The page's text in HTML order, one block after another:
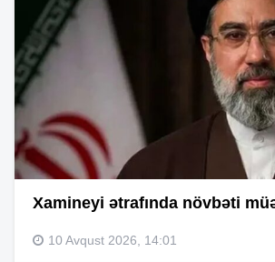
Xamineyi ətrafında növbəti
10 Avqust 2026, 14:01